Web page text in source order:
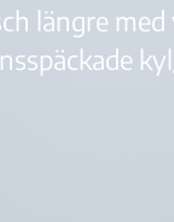
längre